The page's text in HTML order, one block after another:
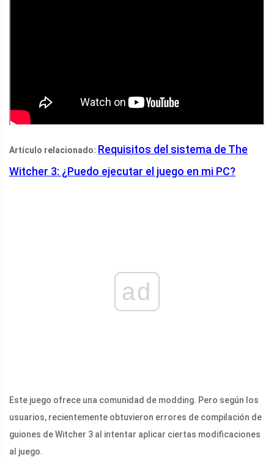
Artículo relacionado: Requisitos del sistema de The
Witcher 3: ¿Puedo ejecutar el juego en mi PC?
ad
Este juego ofrece una comunidad de modding. Pero según los
usuarios, recientemente obtuvieron errores de compilación de
guiones de Witcher 3 al intentar aplicar ciertas modificaciones
al juego.